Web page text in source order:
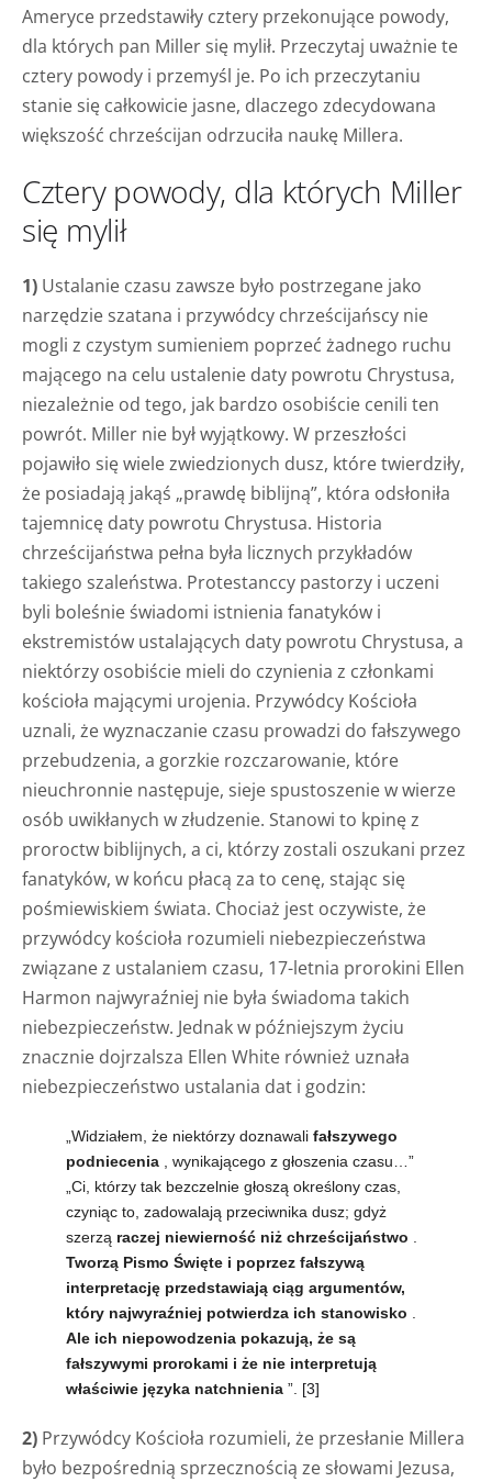
Ameryce przedstawiły cztery przekonujące powody,
dla których pan Miller się mylił. Przeczytaj uważnie te
cztery powody i przemyśl je. Po ich przeczytaniu
stanie się całkowicie jasne, dlaczego zdecydowana
większość chrześcijan odrzuciła naukę Millera.
Cztery powody, dla których Miller
się mylił
1) Ustalanie czasu zawsze było postrzegane jako
narzędzie szatana i przywódcy chrześcijańscy nie
mogli z czystym sumieniem poprzeć żadnego ruchu
mającego na celu ustalenie daty powrotu Chrystusa,
niezależnie od tego, jak bardzo osobiście cenili ten
powrót. Miller nie był wyjątkowy. W przeszłości
pojawiło się wiele zwiedzionych dusz, które twierdziły,
że posiadają jakąś „prawdę biblijną”, która odsłoniła
tajemnicę daty powrotu Chrystusa. Historia
chrześcijaństwa pełna była licznych przykładów
takiego szaleństwa. Protestanccy pastorzy i uczeni
byli boleśnie świadomi istnienia fanatyków i
ekstremistów ustalających daty powrotu Chrystusa, a
niektórzy osobiście mieli do czynienia z członkami
kościoła mającymi urojenia. Przywódcy Kościoła
uznali, że wyznaczanie czasu prowadzi do fałszywego
przebudzenia, a gorzkie rozczarowanie, które
nieuchronnie następuje, sieje spustoszenie w wierze
osób uwikłanych w złudzenie. Stanowi to kpinę z
proroctw biblijnych, a ci, którzy zostali oszukani przez
fanatyków, w końcu płacą za to cenę, stając się
pośmiewiskiem świata. Chociaż jest oczywiste, że
przywódcy kościoła rozumieli niebezpieczeństwa
związane z ustalaniem czasu, 17-letnia prorokini Ellen
Harmon najwyraźniej nie była świadoma takich
niebezpieczeństw. Jednak w późniejszym życiu
znacznie dojrzalsza Ellen White również uznała
niebezpieczeństwo ustalania dat i godzin:
„Widziałem, że niektórzy doznawali fałszywego
podniecenia , wynikającego z głoszenia czasu…”
„Ci, którzy tak bezczelnie głoszą określony czas,
czyniąc to, zadowalają przeciwnika dusz; gdyż
szerzą raczej niewierność niż chrześcijaństwo
Tworzą Pismo Święte i poprzez fałszywą
interpretację przedstawiają ciąg argumentów,
który najwyraźniej potwierdza ich stanowisko
Ale ich niepowodzenia pokazują, że są
fałszywymi prorokami i że nie interpretują
właściwie języka natchnienia ”. [3]
2) Przywódcy Kościoła rozumieli, że przesłanie Millera
było bezpośrednią sprzecznością ze słowami Jezusa,